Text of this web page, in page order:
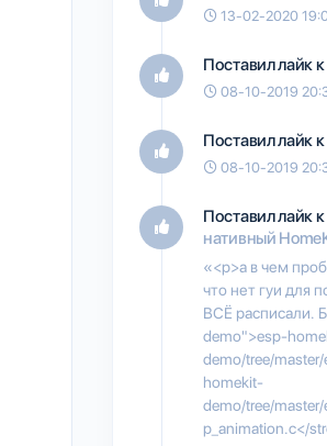
13-02-2020
Поставил лайк к
08-10-2019
Поставил лайк к
08-10-2019
Поставил лайк
нативный
«<p>а в чем
что нет гуи для
ВСЁ расписали.
demo">esp-
demo/tree/
homekit-
demo/tree/
p_animation.c</